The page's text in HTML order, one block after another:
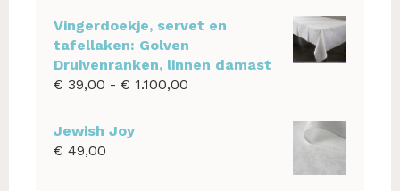
Vingerdoekje, servet en
tafellaken: Golven
Druivenranken, linnen damast
€ 39,00 - € 1.100,00
Jewish Joy
€ 49,00